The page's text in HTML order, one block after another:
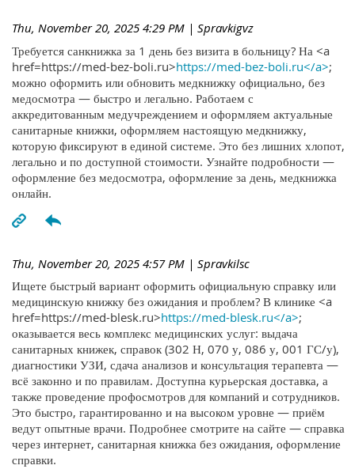
Thu, November 20, 2025 4:29 PM | Spravkigvz
Требуется санкнижка за 1 день без визита в больницу? На <a
href=https://med-bez-boli.ru>https://med-bez-boli.ru</a>;
можно оформить или обновить медкнижку официально, без
медосмотра — быстро и легально. Работаем с
аккредитованным медучреждением и оформляем актуальные
санитарные книжки, оформляем настоящую медкнижку,
которую фиксируют в единой системе. Это без лишних хлопот,
легально и по доступной стоимости. Узнайте подробности —
оформление без медосмотра, оформление за день, медкнижка
онлайн.
Thu, November 20, 2025 4:57 PM | Spravkilsc
Ищете быстрый вариант оформить официальную справку или
медицинскую книжку без ожидания и проблем? В клинике <a
href=https://med-blesk.ru>https://med-blesk.ru</a>;
оказывается весь комплекс медицинских услуг: выдача
санитарных книжек, справок (302 Н, 070 у, 086 у, 001 ГС/у),
диагностики УЗИ, сдача анализов и консультация терапевта —
всё законно и по правилам. Доступна курьерская доставка, а
также проведение профосмотров для компаний и сотрудников.
Это быстро, гарантированно и на высоком уровне — приём
ведут опытные врачи. Подробнее смотрите на сайте — справка
через интернет, санитарная книжка без ожидания, оформление
справки.